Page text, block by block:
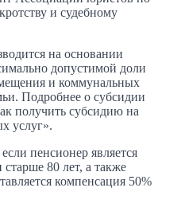
и судебному
на основании
допустимой доли
и коммунальных
Подробнее о субсидии
получить субсидию на
услуг».
пенсионер является
80 лет, а также
компенсация 50%